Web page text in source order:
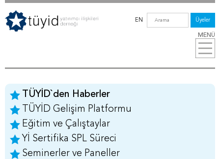
MENÜ
EN Üyeler
TÜYİD`den Haberler
TÜYİD Gelişim Platformu
Eğitim ve Çalıştaylar
Yİ Sertifika SPL Süreci
Seminerler ve Paneller